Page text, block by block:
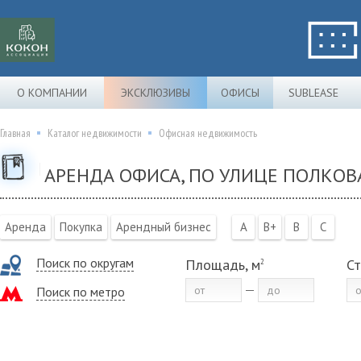
О КОМПАНИИ ЭКСКЛЮЗИВЫ ОФИСЫ SUBLEASE
Главная Каталог недвижимости Офисная недвижимость
АРЕНДА ОФИСА, ПО УЛИЦЕ
Аренда Покупка Арендный бизнес A B+ B C
Поиск по округам
Поиск по метро
Площадь, м2